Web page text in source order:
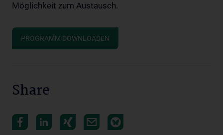
Möglichkeit zum Austausch.
PROGRAMM DOWNLOADEN
Share